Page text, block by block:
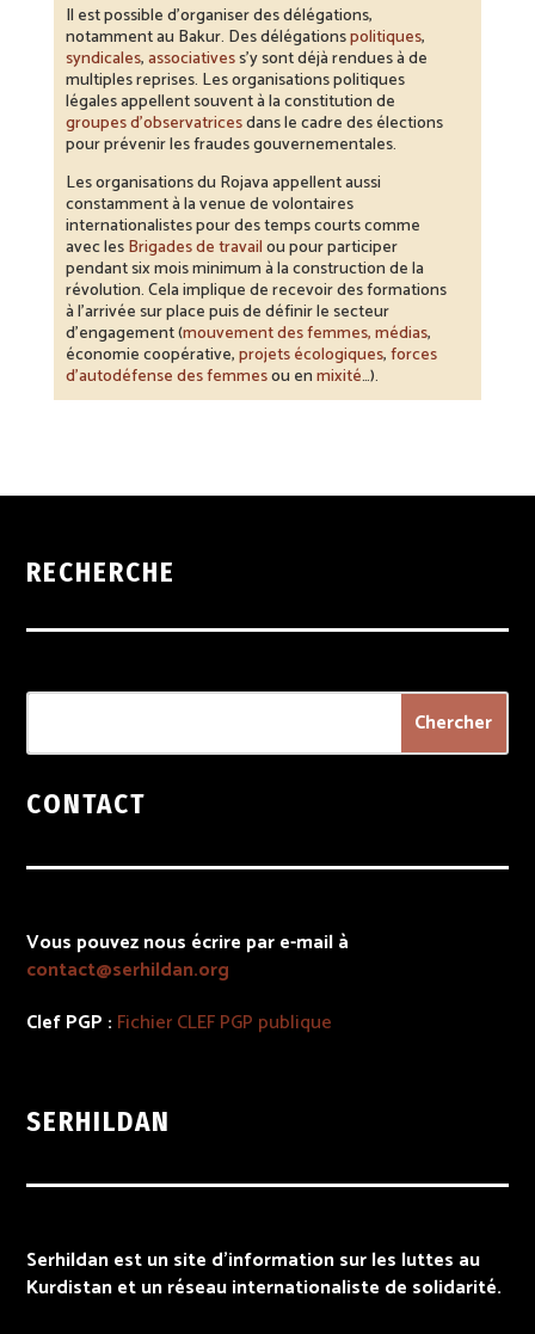
Il est possible d’organiser des délégations,
notamment au Bakur. Des délégationspolitiques,
syndicales,associativess’y sont déjà rendues à de
multiples reprises. Les organisations politiques
légales appellent souvent à la constitution de
groupes d’observatricesdans le cadre des élections
pour prévenir les fraudes gouvernementales.
Les organisations du Rojava appellent aussi
constamment à la venue de volontaires
internationalistes pour des temps courts comme
avec lesBrigades de travailou pour participer
pendant six mois minimum à la construction de la
révolution. Cela implique de recevoir des formations
à l’arrivée sur place puis de définir le secteur
d’engagement (mouvement des femmes,médias,
économie coopérative,projets écologiques,forces
d’autodéfense des femmesou enmixité…).
RECHERCHE
CONTACT
Vous pouvez nous écrire par e-mail à
contact@serhildan.org
Clef PGP : FichierCLEF PGP publique
SERHILDAN
Serhildan est un site d’information sur les luttes au
Kurdistan et un réseau internationaliste de solidarité.